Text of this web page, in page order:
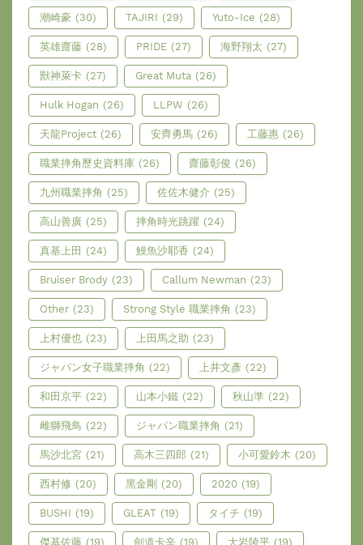
潮崎豪 (30) TAJIRI (29) Yuto-Ice (28)
英雄齋藤 (28) PRIDE (27) 海野翔太 (27)
獸神萊卡 (27) Great Muta (26)
Hulk Hogan (26) LLPW (26)
天龍Project (26) 安齊勇馬 (26) 工藤惠 (26)
職業摔角歷史資料庫 (26) 齋藤彰俊 (26)
九州職業摔角 (25) 佐佐木健介 (25)
高山善廣 (25) 摔角時光跳躍 (24)
真基上田 (24) 鰻魚沙耶香 (24)
Bruiser Brody (23) Callum Newman (23)
Other (23) Strong Style 職業摔角 (23)
上村優也 (23) 上田馬之助 (23)
ジャパン女子職業摔角 (22) 上井文彥 (22)
和田京平 (22) 山本小鐵 (22) 秋山準 (22)
雌獅飛鳥 (22) ジャパン職業摔角 (21)
馬沙北宮 (21) 高木三四郎 (21) 小可愛鈴木 (20)
西村修 (20) 黑金剛 (20) 2020 (19)
BUSHI (19) GLEAT (19) タイチ (19)
傑基佐藤 (19) 劍道卡辛 (19) 大岩陵平 (19)